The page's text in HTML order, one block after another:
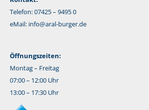
Telefon: 07425 – 9495 0
eMail: info@aral-burger.de
Öffnungszeiten:
Montag – Freitag
07:00 – 12:00 Uhr
13:00 – 17:30 Uhr